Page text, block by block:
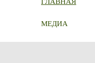
МЕДИА